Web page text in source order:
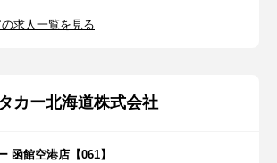
求人一覧を見る
カー北海道株式会社
函館空港店【061】